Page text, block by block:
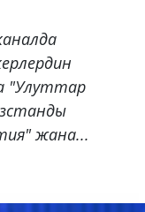
"Улуттар
жана...